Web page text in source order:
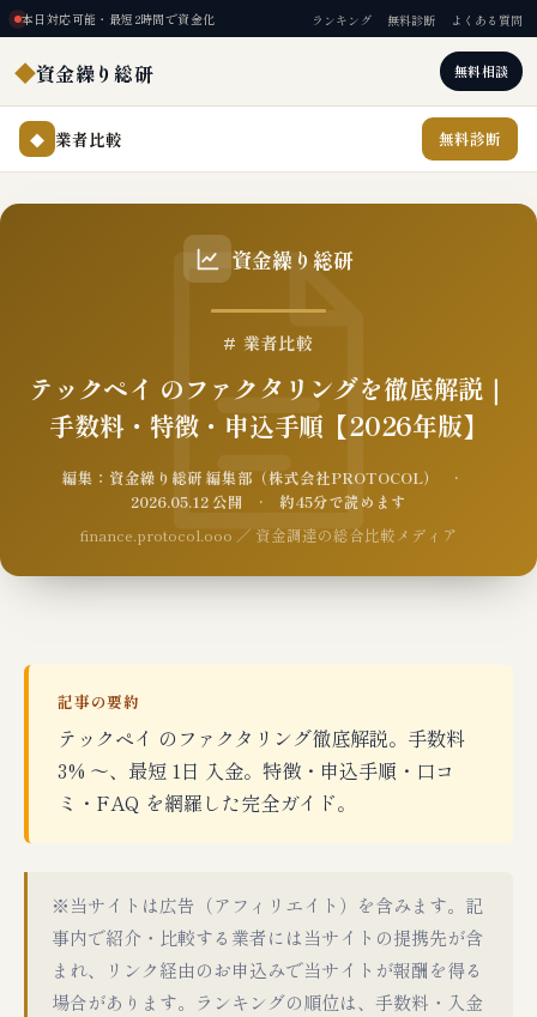
本日対応可能・最短2時間で資金化 ランキング 無料診断 よくある質問
◆資金繰り総研 無料相談
◆ 業者比較 無料診断
資金繰り総研
# 業者比較
テックペイ のファクタリングを徹底解説｜
手数料・特徴・申込手順【2026年版】
編集：資金繰り総研 編集部（株式会社PROTOCOL） ·
2026.05.12 公開 · 約45分で読めます
finance.protocol.ooo ／ 資金調達の総合比較メディア
記事の要約
テックペイ のファクタリング徹底解説。手数料
3% 〜、最短 1日 入金。特徴・申込手順・口コ
ミ・FAQ を網羅した完全ガイド。
※当サイトは広告（アフィリエイト）を含みます。記
事内で紹介・比較する業者には当サイトの提携先が含
まれ、リンク経由のお申込みで当サイトが報酬を得る
場合があります。ランキングの順位は、手数料・入金